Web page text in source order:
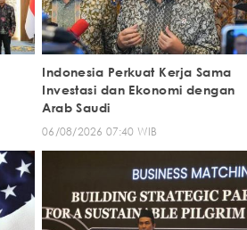
Indonesia Perkuat Kerja Sama
Investasi dan Ekonomi dengan
Arab Saudi
06/08/2026 07:40 WIB